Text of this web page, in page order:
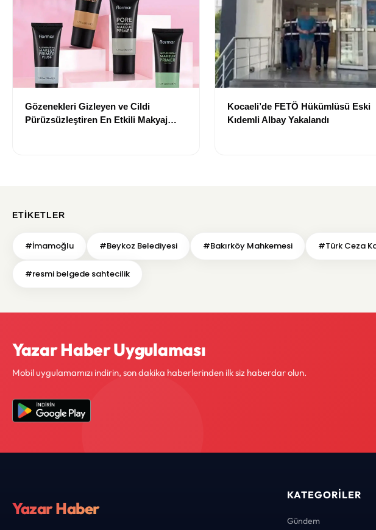
Gözenekleri Gizleyen ve Cildi
Pürüzsüzleştiren En Etkili Makyaj
Kocaeli’de FETÖ Hükümlüsü Eski
Kıdemli Albay Yakalandı
ETIKETLER
#İmamoğlu #Beykoz Belediyesi #Bakırköy Mahkemesi #Türk Ceza
#resmi belgede sahtecilik
Yazar Haber Uygulaması
Mobil uygulamamızı indirin, son dakika haberlerinden ilk siz haberdar olun.
Yazar Haber
KATEGORILER
Gündem